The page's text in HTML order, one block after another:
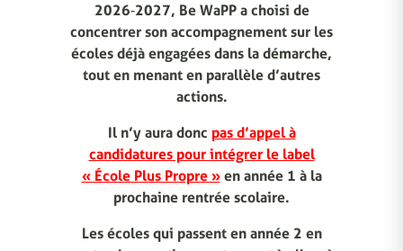
2026‑2027, Be WaPP a choisi de
concentrer son accompagnement sur les
écoles déjà engagées dans la démarche,
tout en menant en parallèle d’autres
actions.
Il n’y aura donc pas d’appel à
candidatures pour intégrer le label
« École Plus Propre »en année 1 à la
prochaine rentrée scolaire.
Les écoles qui passent en année 2 en